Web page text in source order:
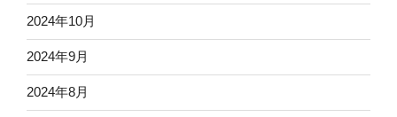
2024年10月
2024年9月
2024年8月